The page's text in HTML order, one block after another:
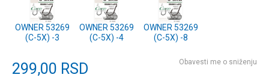
OWNER 53269
(C-5X) -3
OWNER 53269
(C-5X) -4
OWNER 53269
(C-5X) -8
299,00 RSD Obavesti me o sniženju